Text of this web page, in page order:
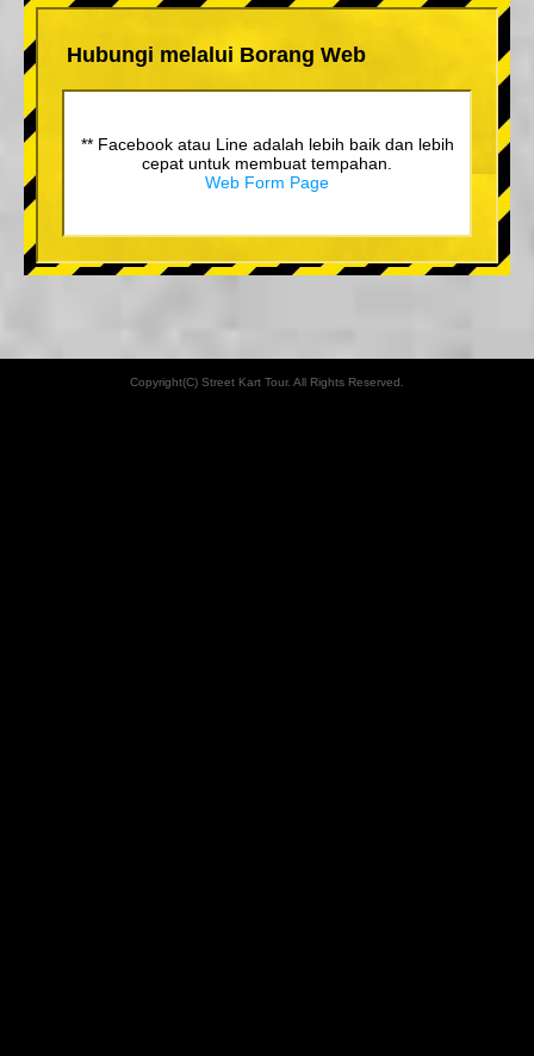
Hubungi melalui Borang Web
** Facebook atau Line adalah lebih baik dan lebih
cepat untuk membuat tempahan.
Web Form Page
Copyright(C) Street Kart Tour. All Rights Reserved.